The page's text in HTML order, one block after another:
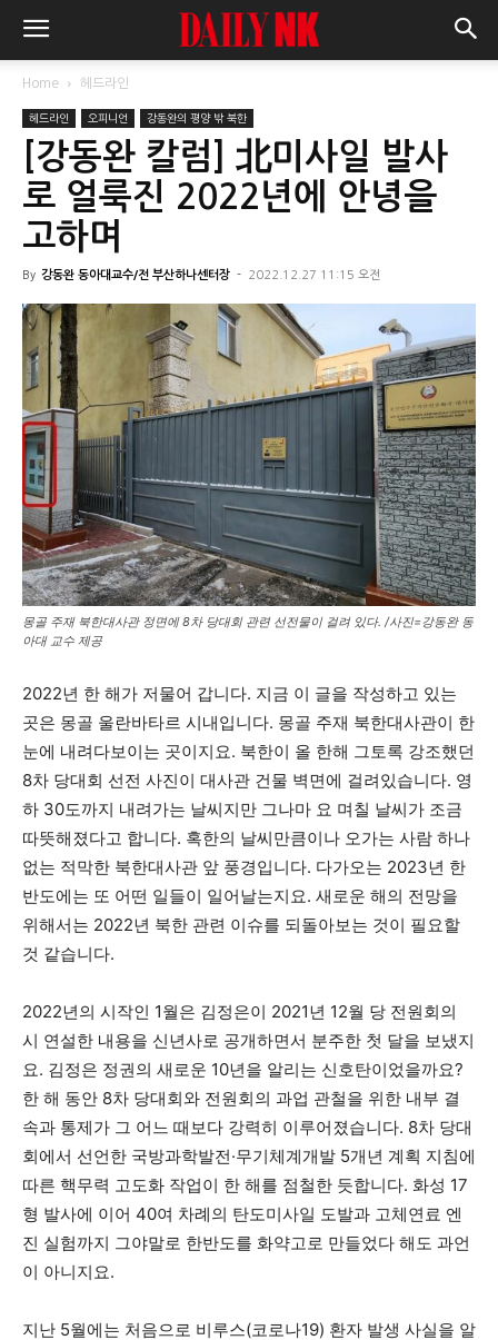
Home 헤드라인
헤드라인 오피니언 강동완의 평양 밖 북한
[강동완 칼럼] 北미사일 발사
로 얼룩진 2022년에 안녕을
고하며
By 강동완 동아대교수/전 부산하나센터장 - 2022.12.27 11:15 오전
몽골 주재 북한대사관 정면에 8차 당대회 관련 선전물이 걸려 있다. /사진=강동완 동
아대 교수 제공
2022년 한 해가 저물어 갑니다. 지금 이 글을 작성하고 있는
곳은 몽골 울란바타르 시내입니다. 몽골 주재 북한대사관이 한
눈에 내려다보이는 곳이지요. 북한이 올 한해 그토록 강조했던
8차 당대회 선전 사진이 대사관 건물 벽면에 걸려있습니다. 영
하 30도까지 내려가는 날씨지만 그나마 요 며칠 날씨가 조금
따뜻해졌다고 합니다. 혹한의 날씨만큼이나 오가는 사람 하나
없는 적막한 북한대사관 앞 풍경입니다. 다가오는 2023년 한
반도에는 또 어떤 일들이 일어날는지요. 새로운 해의 전망을
위해서는 2022년 북한 관련 이슈를 되돌아보는 것이 필요할
것 같습니다.
2022년의 시작인 1월은 김정은이 2021년 12월 당 전원회의
시 연설한 내용을 신년사로 공개하면서 분주한 첫 달을 보냈지
요. 김정은 정권의 새로운 10년을 알리는 신호탄이었을까요?
한 해 동안 8차 당대회와 전원회의 과업 관철을 위한 내부 결
속과 통제가 그 어느 때보다 강력히 이루어졌습니다. 8차 당대
회에서 선언한 국방과학발전·무기체계개발 5개년 계획 지침에
따른 핵무력 고도화 작업이 한 해를 점철한 듯합니다. 화성 17
형 발사에 이어 40여 차례의 탄도미사일 도발과 고체연료 엔
진 실험까지 그야말로 한반도를 화약고로 만들었다 해도 과언
이 아니지요.
지난 5월에는 처음으로 비루스(코로나19) 환자 발생 사실을 알